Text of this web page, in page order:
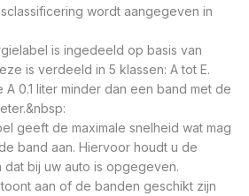
wordt aangegeven in
is ingedeeld op basis van
is verdeeld in 5 klassen: A tot E.
0.1 liter minder dan een band met de
geeft de maximale snelheid wat mag
band aan. Hiervoor houdt u de
dat bij uw auto is opgegeven.
aan of de banden geschikt zijn